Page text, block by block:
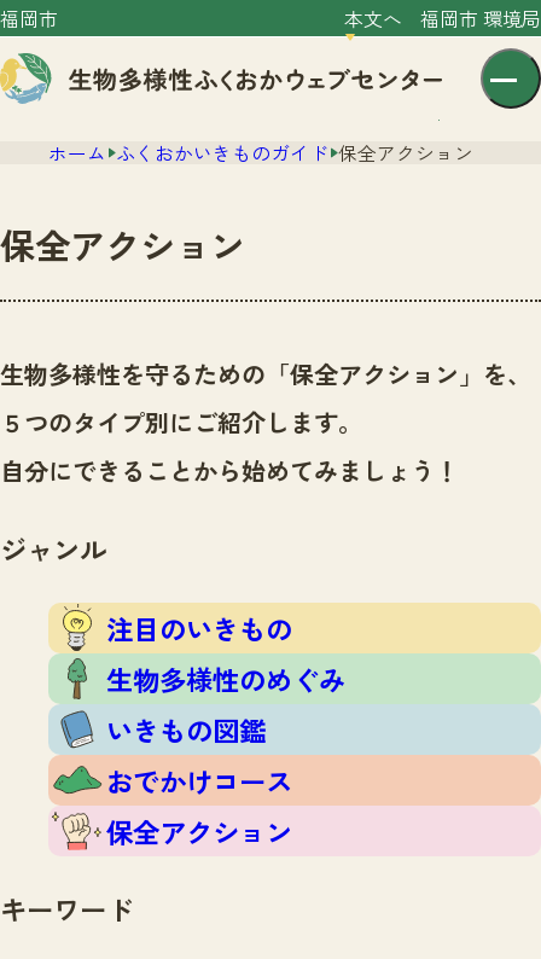
福岡市 本文へ 福岡市 環境局
センター紹介
センター紹介TOP
サイトポリシー
ニュース
ニュースTOP
市の取組み
いきものガイド
注目のいきもの
いきもの図鑑
おでかけコース
保全アクション
調査レポート
調査レポートTOP
調査結果
ふくおかいきものマップ
マッチング
マッチングTOP
掲載申し込みフォーム
お問合せ
ホーム ふくおかいきものガイド 保全アクション
保全アクション
生物多様性を守るための「保全アクション」を、
５つのタイプ別にご紹介します。
自分にできることから始めてみましょう！
ジャンル
注目のいきもの
生物多様性のめぐみ
いきもの図鑑
おでかけコース
保全アクション
キーワード